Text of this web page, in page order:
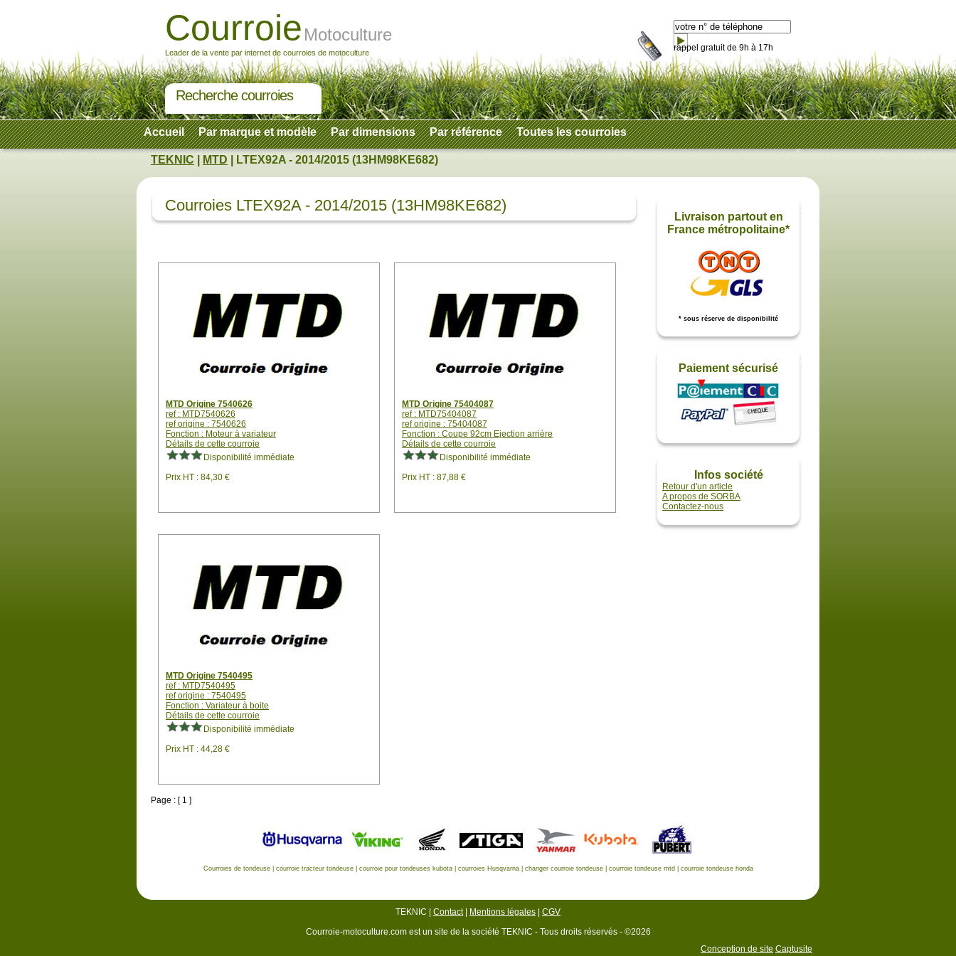
Courroie Motoculture
Leader de la vente par internet de courroies de motoculture
Recherche courroies
rappel gratuit de 9h à 17h
Accueil Par marque et modèle Par dimensions Par référence Toutes les courroies
TEKNIC MTD | LTEX92A - 2014/2015 (13HM98KE682)
Courroies LTEX92A - 2014/2015 (13HM98KE682)
MTD Origine 7540626
ref : MTD7540626
ref origine : 7540626
Fonction : Moteur à variateur
Détails de cette courroie
Disponibilité immédiate
Prix HT : 84,30 €
MTD Origine 75404087
ref : MTD75404087
ref origine : 75404087
Fonction : Coupe 92cm Ejection arrière
Détails de cette courroie
Disponibilité immédiate
Prix HT : 87,88 €
MTD Origine 7540495
ref : MTD7540495
ref origine : 7540495
Fonction : Variateur à boite
Détails de cette courroie
Disponibilité immédiate
Prix HT : 44,28 €
Page : [ 1 ]
Livraison partout en
France métropolitaine*
* sous réserve de disponibilité
Paiement sécurisé
Infos société
Retour d'un article
A propos de SORBA
Contactez-nous
Courroies de tondeuse| courroie tracteur tondeuse| courroie pour tondeuses kubota| courroies Husqvarna| changer courroie tondeuse| courroie tondeuse mtd courroie tondeuse honda
TEKNIC | Contact| Mentions légales
CGV
Courroie-motoculture.com est un site de la société TEKNIC - Tous droits réservés - ©2026
Conception de site Captusite